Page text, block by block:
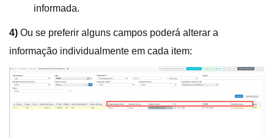
informada.
4) Ou se preferir alguns campos poderá alterar a
informação individualmente em cada item: